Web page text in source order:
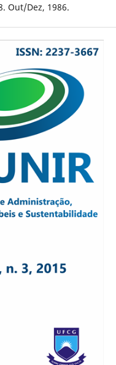
Out/Dez, 1986.